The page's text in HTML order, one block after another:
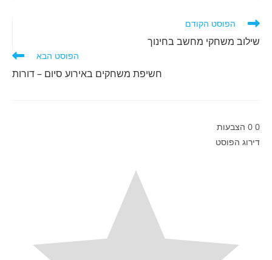
o
k
e
d
t
s
לקרוא
מאמרים
נוספים
הפוסט הקודם
שילוב משחקי מחשב בחינוך
הפוסט הבא
חשיפת משחקים באירוע סיום – דורות
0
0 הצבעות
דירוג הפוסט